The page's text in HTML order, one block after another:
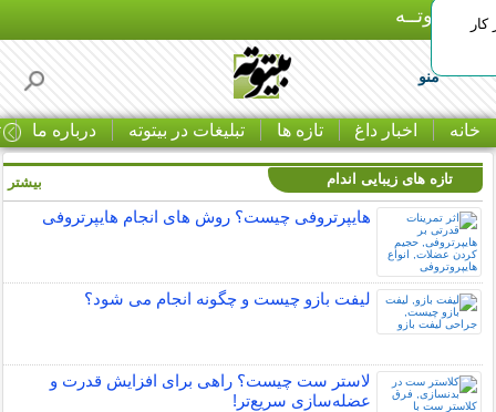
بـیتوتــه
منو
خانه اخبار داغ تازه ها تبلیغات در بیتوته درباره ما
تازه های زیبایی اندام
هایپرتروفی چیست؟ روش های انجام هایپرتروفی
لیفت بازو چیست و چگونه انجام می شود؟
لاستر ست چیست؟ راهی برای افزایش قدرت و
عضله‌سازی سریع‌تر!
بیشتر